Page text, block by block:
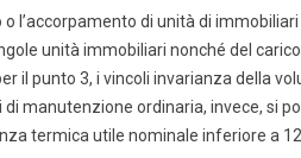
o l’accorpamento di unità di
unità immobiliari nonché del
il punto 3, i vincoli invarianza della
di manutenzione ordinaria, invece, si
termica utile nominale inferiore a 12